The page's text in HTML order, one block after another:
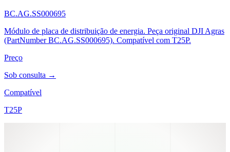
BC.AG.SS000695
Módulo de placa de distribuição de energia. Peça original DJI Agras
(PartNumber BC.AG.SS000695). Compatível com T25P.
Preço
Sob consulta →
Compatível
T25P